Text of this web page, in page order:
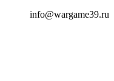
info@wargame39.ru